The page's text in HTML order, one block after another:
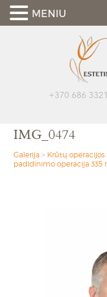
+370 686
IMG_0474
Galerija > Krūtų operacijos
padidinimo operacija
MENIU